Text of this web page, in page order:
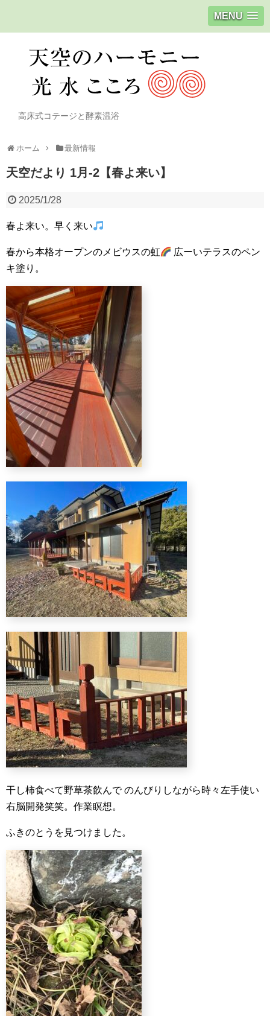
MENU
高床式コテージと酵素温浴
ホーム 最新情報
天空だより 1月-2【春よ来い】
2025/1/28
春よ来い。早く来い
春から本格オープンのメビウスの虹
広ーいテラスのペン
キ塗り。
干し柿食べて野草茶飲んでのんびりしながら時々左手使い
右脳開発笑笑。作業瞑想。
ふきのとうを見つけました。